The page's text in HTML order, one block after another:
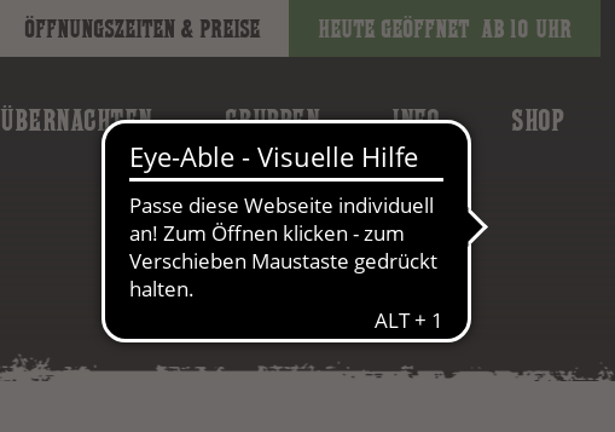
ÜBERNACHTEN GRUPPEN INFO SHOP
Öffnungszeiten & Preise Heute geöffnet ab 10 Uhr